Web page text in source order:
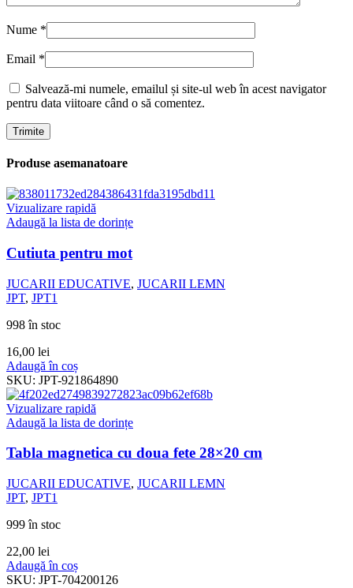
Nume *
Email *
Salvează-mi numele, emailul și site-ul web în acest navigator
pentru data viitoare când o să comentez.
Produse asemanatoare
Vizualizare rapidă
Adaugă la lista de dorințe
Cutiuta pentru mot
JUCARII EDUCATIVE, JUCARII LEMN
JPT, JPT1
998 în stoc
16,00 lei
Adaugă în coș
SKU: JPT-921864890
Vizualizare rapidă
Adaugă la lista de dorințe
Tabla magnetica cu doua fete 28×20 cm
JUCARII EDUCATIVE, JUCARII LEMN
JPT, JPT1
999 în stoc
22,00 lei
Adaugă în coș
SKU: JPT-704200126